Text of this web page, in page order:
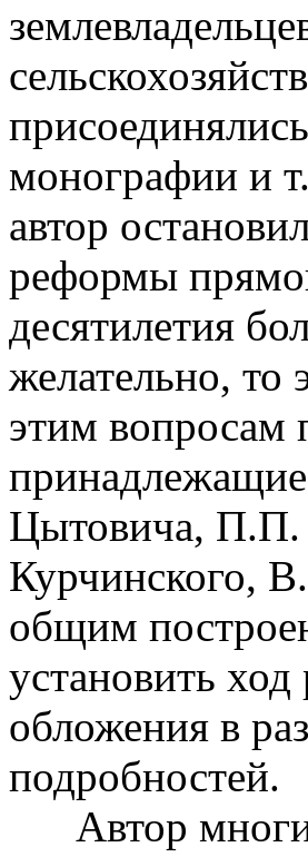
монографии и
автор
реформы
десятилетия
желательно, то
этим
принадлежащие
Цытовича, П.П.
Курчинского,
общим
установить
обложения в
подробностей.
Автор